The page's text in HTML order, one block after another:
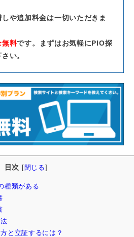
や追加料金は一切いただきま
無料です。まずはお気軽にPIO探
い。
目次 [閉じる]
種類がある
と立証するには？